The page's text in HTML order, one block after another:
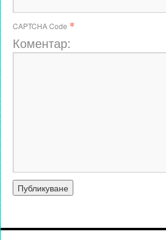
CAPTCHA Code *
Коментар: